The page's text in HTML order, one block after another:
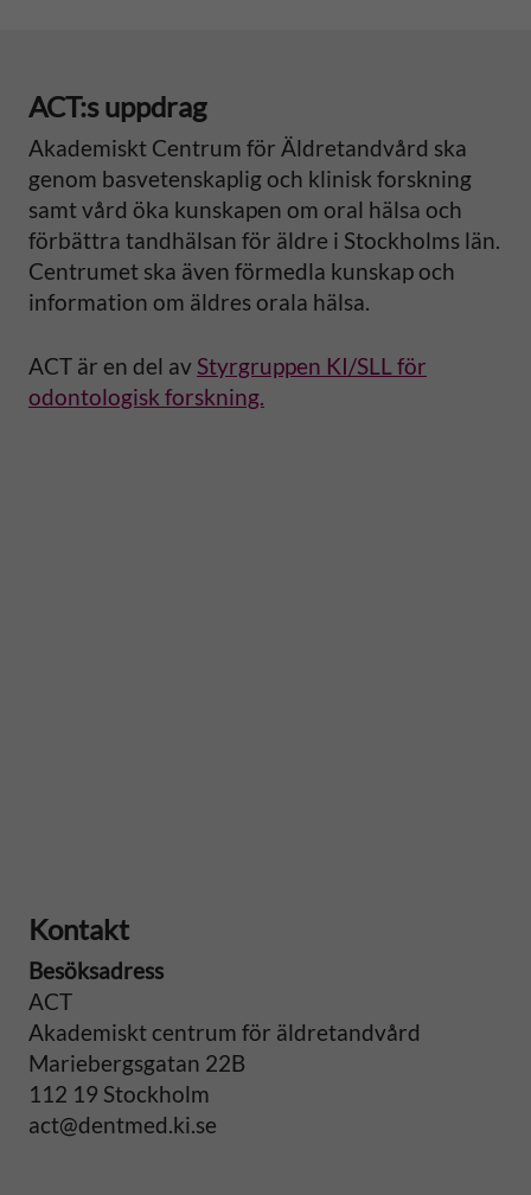
ACT:s uppdrag
Akademiskt Centrum för Äldretandvård ska
genom basvetenskaplig och klinisk forskning
samt vård öka kunskapen om oral hälsa och
förbättra tandhälsan för äldre i Stockholms län.
Centrumet ska även förmedla kunskap och
information om äldres orala hälsa.
ACT är en del av Styrgruppen KI/SLL för
odontologisk forskning.
Kontakt
Besöksadress
ACT
Akademiskt centrum för äldretandvård
Mariebergsgatan 22B
112 19 Stockholm
act@dentmed.ki.se